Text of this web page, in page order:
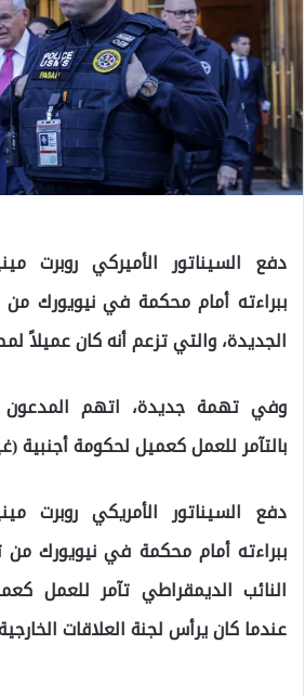
دفع السيناتور الأميركي روبرت
ببراءته أمام محكمة في نيويورك من
الجديدة، والتي تزعم أنه كان عميلاً
وفي تهمة جديدة، اتهم المدعون
بالتآمر للعمل كعميل لحكومة أجنبية
دفع السيناتور الأمريكي روبرت
ببراءته أمام محكمة في نيويورك
النائب الديمقراطي تآمر للعمل
عندما كان يرأس لجنة العلاقات